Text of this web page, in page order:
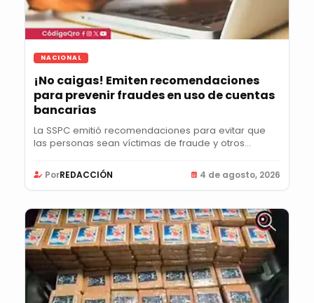
NACIONAL
¡No caigas! Emiten recomendaciones
para prevenir fraudes en uso de cuentas
bancarias
La SSPC emitió recomendaciones para evitar que
las personas sean víctimas de fraude y otros
PorREDACCIÓN 4 de agosto, 2026